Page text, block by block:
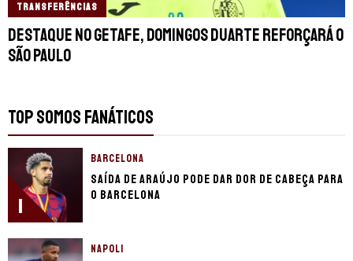
TRANSFERÊNCIAS
Destaque no Getafe, Domingos Duarte reforçará o
São Paulo
TOP SOMOS FANÁTICOS
1
BARCELONA
Saída de Araújo pode dar dor de cabeça para
o Barcelona
NAPOLI